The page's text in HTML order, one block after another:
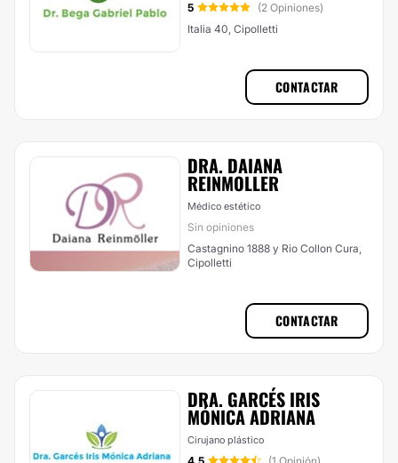
5
(2 Opiniones)
Italia 40, Cipolletti
CONTACTAR
DRA. DAIANA
REINMOLLER
Médico estético
Sin opiniones
Castagnino 1888 y Rio Collon Cura,
Cipolletti
CONTACTAR
DRA. GARCÉS IRIS
MÓNICA ADRIANA
Cirujano plástico